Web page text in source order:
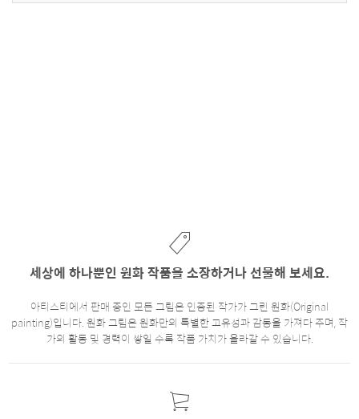
세상에 하나뿐인 원화 작품을 소장하거나 선물해 보세요.
아티스티에서 판매 중인 모든 그림은 인증된 작가가 그린 원화(Original
painting)입니다. 원화 그림은 원화만의 특별한 고유성과 감동을 가져다 주며, 작
가의 활동 및 경력이 쌓일 수록 작품 가치가 올라갈 수 있습니다.